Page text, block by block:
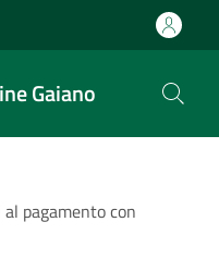
Gaiano
pagamento con